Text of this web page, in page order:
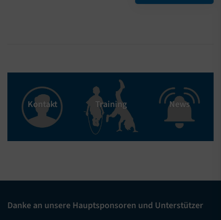
Kontakt Training News
Danke an unsere Hauptsponsoren und Unterstützer